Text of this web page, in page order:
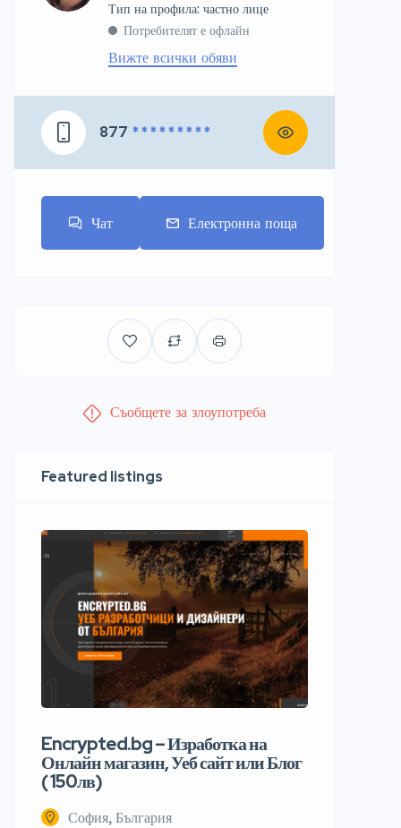
тип на профила: частно лице
Потребителят е офлайн
Вижте всички обяви
877 * * * * * * * * *
Чат Електронна поща
Съобщете за злоупотреба
Featured listings
Encrypted.bg – Изработка на
Онлайн магазин, Уеб сайт или Блог
( 150лв)
София, България